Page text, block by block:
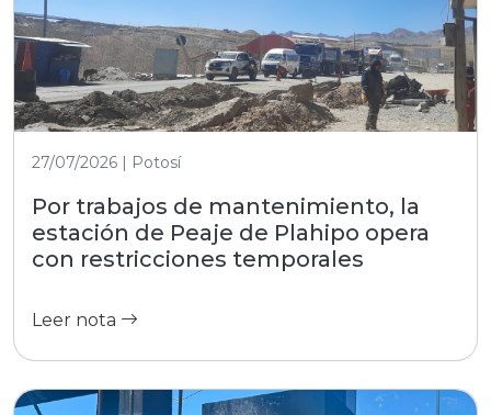
27/07/2026 | Potosí
Por trabajos de mantenimiento, la
estación de Peaje de Plahipo opera
con restricciones temporales
Leer nota